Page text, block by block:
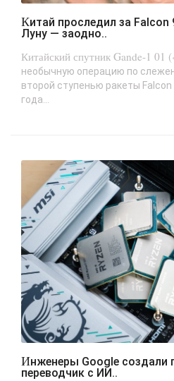
Китай проследил за Falcon 9 до самого удара о
Луну — заодно..
Китайский спутник Gande-1 01
необычную операцию по
второй ступенью ракеты Falcon
года...
Инженеры Google создали портативный офлайн-
переводчик с ИИ..